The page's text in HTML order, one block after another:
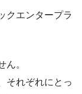
クエンタープラ
ん。
それぞれにとっ